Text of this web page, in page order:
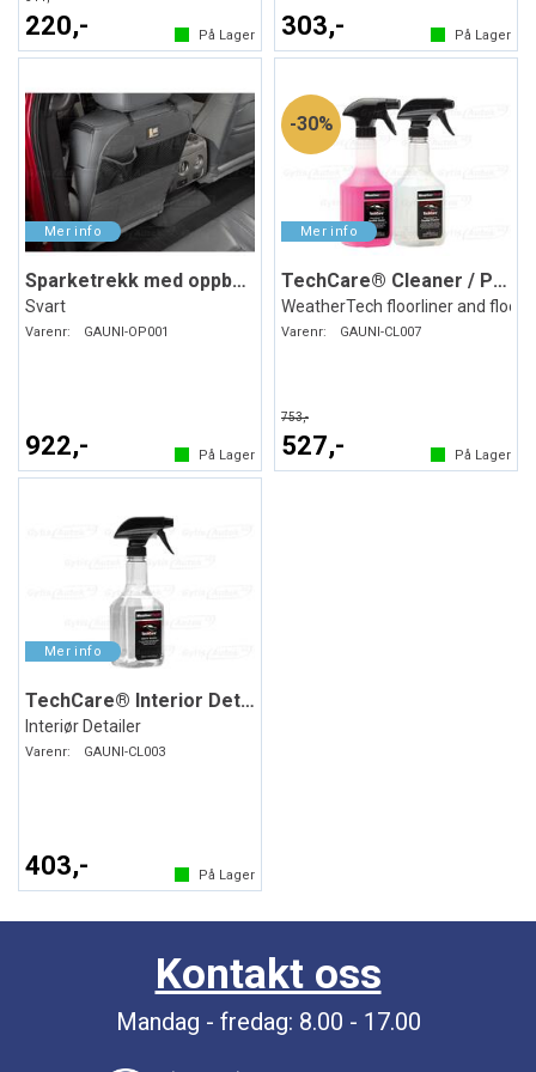
220,- På Lager 303,- På Lager
Sparketrekk med oppbevaring
Svart
Varenr: GAUNI-OP001
922,- På Lager
30%
TechCare® Cleaner / Protector
WeatherTech floorliner and
Varenr: GAUNI-CL007
753,-
527,- På Lager
TechCare® Interior Detailer
Interiør Detailer
Varenr: GAUNI-CL003
403,- På Lager
Kontakt oss
Mandag - fredag: 8.00 - 17.00